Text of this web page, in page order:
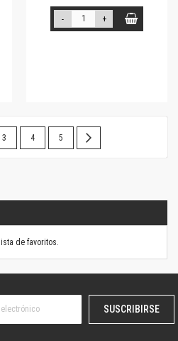
- +
Página
Página
3 Página
4 Página
5
de favoritos.
SUSCRIBIRSE